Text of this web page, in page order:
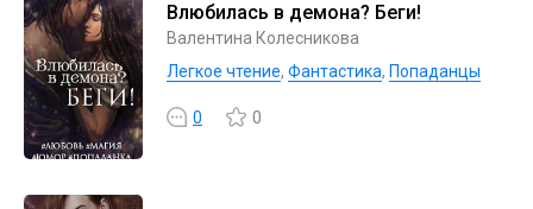
Влюбилась в демона? Беги!
Валентина Колесникова
Легкое чтение, Фантастика, Попаданцы
0 0